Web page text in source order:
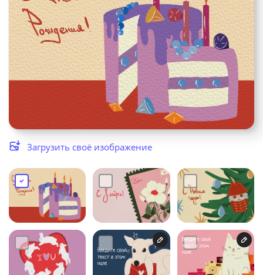
Фотоподарки
Багетная мастерская
Полиграфия
Магазин
Загрузить своё изображение